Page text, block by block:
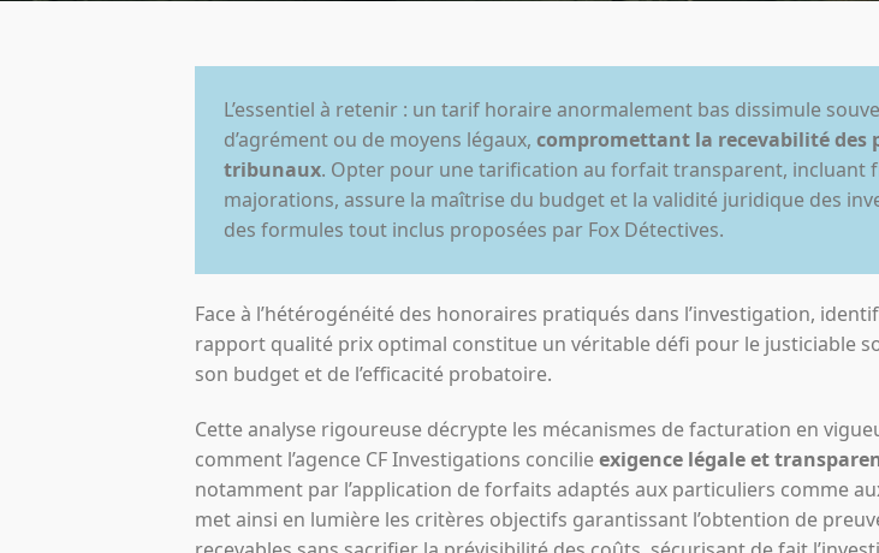
L’essentiel à retenir : un tarif horaire anormalement bas dissimule
d’agrément ou de moyens légaux, compromettant la recevabilité des
tribunaux. Opter pour une tarification au forfait transparent, incluant
majorations, assure la maîtrise du budget et la validité juridique des
des formules tout inclus proposées par Fox Détectives.
Face à l’hétérogénéité des honoraires pratiqués dans l’investigation,
rapport qualité prix optimal constitue un véritable défi pour le justiciable
son budget et de l’efficacité probatoire.
Cette analyse rigoureuse décrypte les mécanismes de facturation en
comment l’agence CF Investigations concilieexigence légale et
notamment par l’application de forfaits adaptés aux particuliers comme
met ainsi en lumière les critères objectifs garantissant l’obtention de